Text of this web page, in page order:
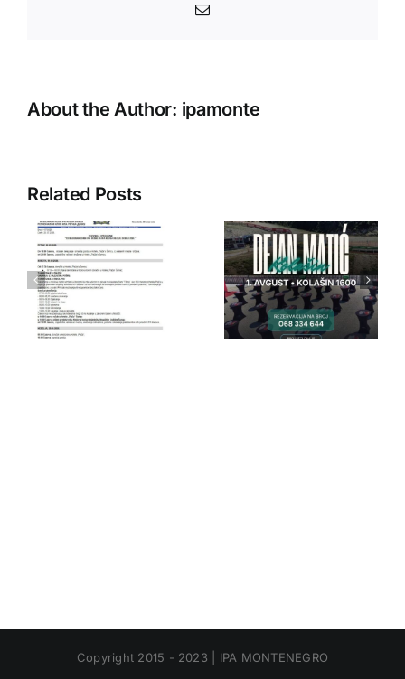
Email
About the Author: ipamonte
Related Posts
IPA Crna
IPA Crna
Gora
Copyright 2015 - 2023 | IPA MONTENEGRO